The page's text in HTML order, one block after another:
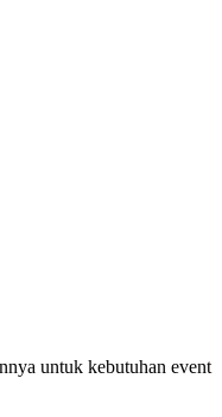
untuk kebutuhan event